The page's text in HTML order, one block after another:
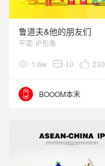
鲁道夫&他的朋友们
平面-IP形象
1.6w 10 230
BOOOM本末